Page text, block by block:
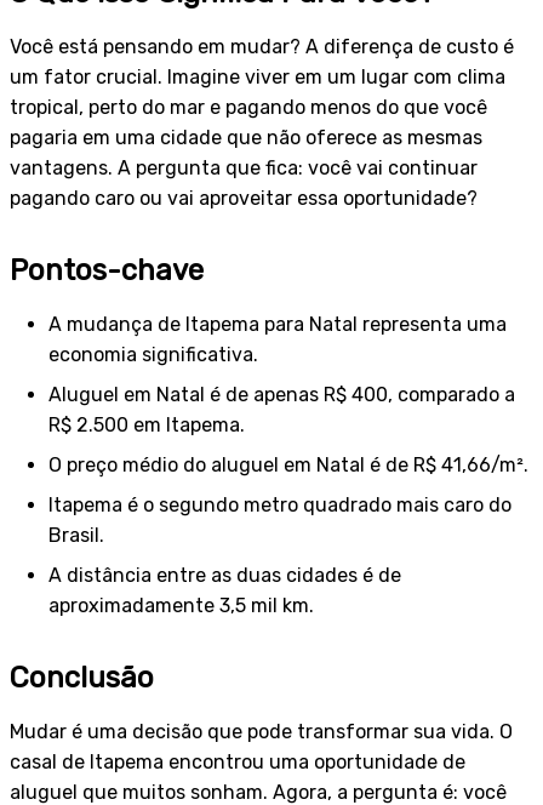
Você está pensando em mudar? A diferença de custo é
um fator crucial. Imagine viver em um lugar com clima
tropical, perto do mar e pagando menos do que você
pagaria em uma cidade que não oferece as mesmas
vantagens. A pergunta que fica: você vai continuar
pagando caro ou vai aproveitar essa oportunidade?
Pontos-chave
A mudança de Itapema para Natal representa uma
economia significativa.
Aluguel em Natal é de apenas R$ 400, comparado a
R$ 2.500 em Itapema.
O preço médio do aluguel em Natal é de R$ 41,66/m².
Itapema é o segundo metro quadrado mais caro do
Brasil.
A distância entre as duas cidades é de
aproximadamente 3,5 mil km.
Conclusão
Mudar é uma decisão que pode transformar sua vida. O
casal de Itapema encontrou uma oportunidade de
aluguel que muitos sonham. Agora, a pergunta é: você